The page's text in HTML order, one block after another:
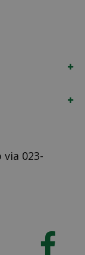
via 023-